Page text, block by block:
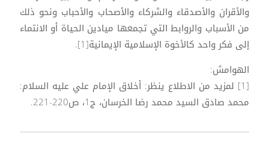
والأقران والأصدقاء والشركاء والأصحاب والأحباب ونحو ذلك
من الأسباب والروابط التي تجمعها ميادين الحياة أو الانتماء
إلى فكر واحد كالأخوة الإسلامية الإيمانية[1].
الهوامش:
[1] لمزيد من الاطلاع ينظر: أخلاق الإمام علي عليه السلام:
محمد صادق السيد محمد رضا الخرسان، ج1، ص220-221.